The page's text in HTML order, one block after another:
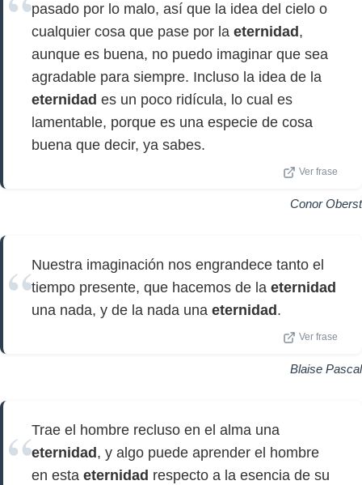
pasado por lo malo, así que la idea del cielo o
cualquier cosa que pase por la eternidad ,
aunque es buena, no puedo imaginar que sea
agradable para siempre. Incluso la idea de la
eternidad es un poco ridícula, lo cual es
lamentable, porque es una especie de cosa
buena que decir, ya sabes.
Ver frase
Conor Oberst
Nuestra imaginación nos engrandece tanto el
tiempo presente, que hacemos de la eternidad
una nada, y de la nada una eternidad .
Ver frase
Blaise Pascal
Trae el hombre recluso en el alma una
eternidad , y algo puede aprender el hombre
en esta eternidad respecto a la esencia de su